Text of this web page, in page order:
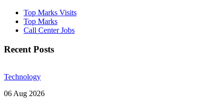
Top Marks Visits
Top Marks
Call Center Jobs
Recent Posts
Technology
06 Aug 2026